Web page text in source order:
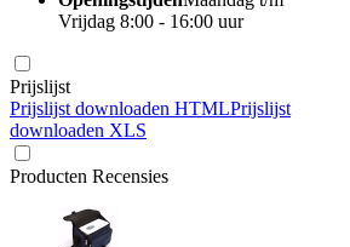
Vrijdag 8:00 - 16:00 uur
Prijslijst
Prijslijst downloaden HTMLPrijslijst
downloaden XLS
Producten Recensies